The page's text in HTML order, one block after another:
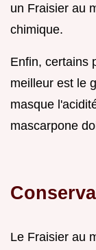
un Fraisier au
chimique.
Enfin, certains
meilleur est le
masque
mascarpone
Le Fraisier au